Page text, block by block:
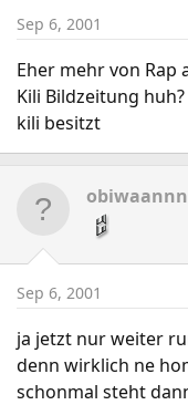
Sep 6, 2001
Eher mehr von Rap
Kili Bildzeitung
kili besitzt
obiwaannn
Sep 6, 2001
ja jetzt nur weiter
denn wirklich ne
schonmal steht